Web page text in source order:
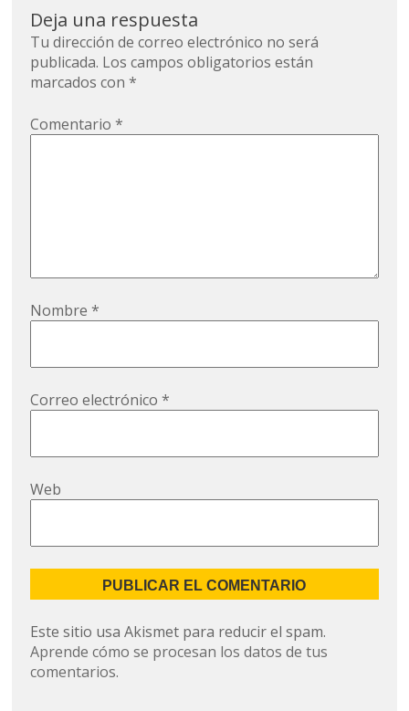
Deja una respuesta
Tu dirección de correo electrónico no será
publicada. Los campos obligatorios están
marcados con*
Comentario*
Nombre*
Correo electrónico*
Web
Este sitio usa Akismet para reducir el spam.
Aprende cómo se procesan los datos de tus
comentarios.